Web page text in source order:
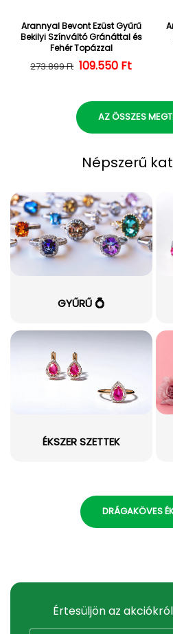
Arannyal Bevont Ezüst Gyűrű
Bekilyi Színváltó Gránáttal és
Fehér Topázzal
Normál ár
273.899 Ft Kedvezményes ár
109.550 Ft
AZ ÖSSZES
Népszerű
GYŰRŰ 💍
ÉKSZER SZETTEK
DRÁGAKÖVES
Értesüljön az